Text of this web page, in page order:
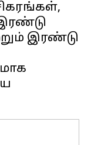
இரண்டு